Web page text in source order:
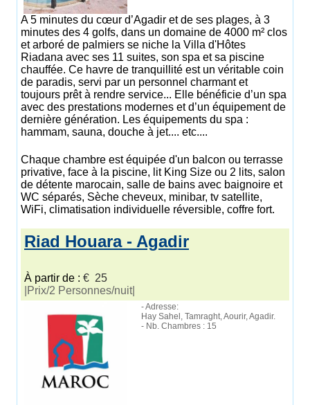
A 5 minutes du cœur d’Agadir et de ses plages, à 3
minutes des 4 golfs, dans un domaine de 4000 m² clos
et arboré de palmiers se niche la Villa d'Hôtes
Riadana avec ses 11 suites, son spa et sa piscine
chauffée. Ce havre de tranquillité est un véritable coin
de paradis, servi par un personnel charmant et
toujours prêt à rendre service... Elle bénéficie d’un spa
avec des prestations modernes et d’un équipement de
dernière génération. Les équipements du spa :
hammam, sauna, douche à jet.... etc....
Chaque chambre est équipée d'un balcon ou terrasse
privative, face à la piscine, lit King Size ou 2 lits, salon
de détente marocain, salle de bains avec baignoire et
WC séparés, Sèche cheveux, minibar, tv satellite,
WiFi, climatisation individuelle réversible, coffre fort.
Riad Houara - Agadir
À partir de : € 25
|Prix/2 Personnes/nuit|
- Adresse:
Hay Sahel, Tamraght, Aourir, Agadir.
- Nb. Chambres : 15